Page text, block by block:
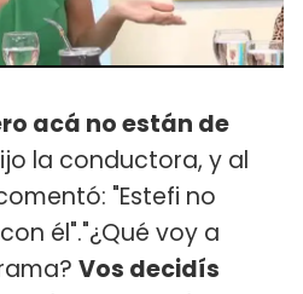
acá no están de
la conductora, y al
"Estefi no
él"."¿Qué voy a
Vos decidís